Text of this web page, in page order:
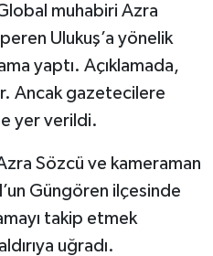
muhabiri Azra
Ulukuş’a yönelik
yaptı. Açıklamada,
Ancak gazetecilere
yer verildi.
Sözcü ve kameraman
Güngören ilçesinde
takip etmek
uğradı.